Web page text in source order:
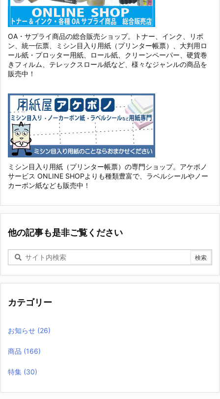
OA・サプライ商品の総合販売ショップ。トナー、インク、リボ
ン、統一伝票、ミシン目入り用紙（プリンター帳票）、大判用ロ
ール紙・プロッター用紙、ロール紙、クリーンペーパー、硬貨巻
きフィルム、テレックスロール紙など、様々なジャンルの商品を
販売中！
ミシン目入り用紙（プリンター帳票）の専門ショップ。アケボノ
サービス ONLINE SHOPよりも種類豊富で、ラベルシールやノー
カーボン紙なども販売中！
他の記事も是非ご覧ください
カテゴリー
お知らせ (26)
商品 (166)
特集 (30)